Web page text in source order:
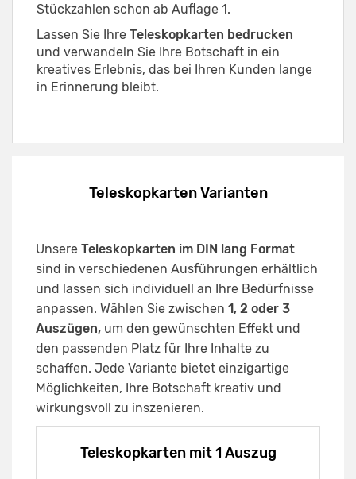
Stückzahlen schon ab Auflage 1.
Lassen Sie Ihre Teleskopkarten bedrucken
und verwandeln Sie Ihre Botschaft in ein
kreatives Erlebnis, das bei Ihren Kunden lange
in Erinnerung bleibt.
Teleskopkarten Varianten
Unsere Teleskopkarten im DIN lang Format
sind in verschiedenen Ausführungen erhältlich
und lassen sich individuell an Ihre Bedürfnisse
anpassen. Wählen Sie zwischen 1, 2 oder 3
Auszügen, um den gewünschten Effekt und
den passenden Platz für Ihre Inhalte zu
schaffen. Jede Variante bietet einzigartige
Möglichkeiten, Ihre Botschaft kreativ und
wirkungsvoll zu inszenieren.
Teleskopkarten mit 1 Auszug